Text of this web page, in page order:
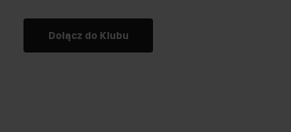
Dołącz do Klubu